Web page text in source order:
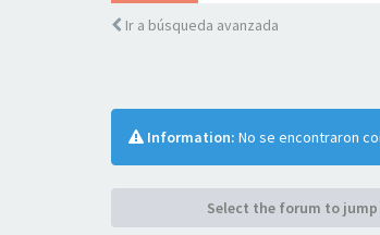
Ir a búsqueda avanzada
Information: No se encontraron
Select the forum to